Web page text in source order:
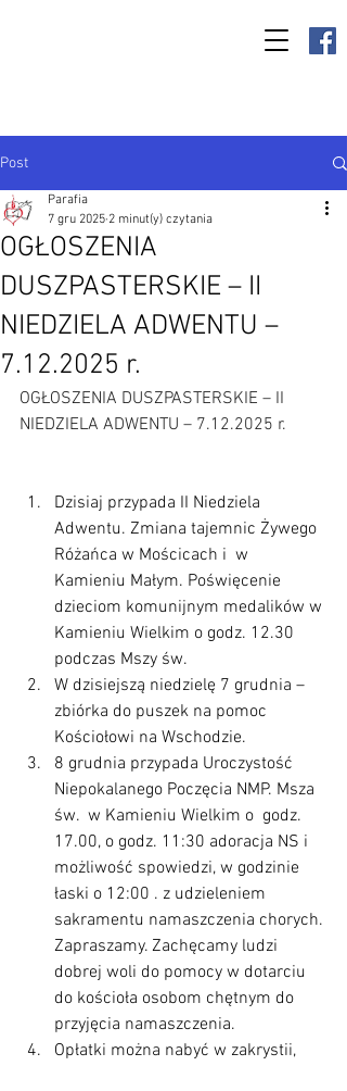
Post
OGŁOSZENIA
DUSZPASTERSKIE – II
NIEDZIELA ADWENTU –
7.12.2025 r.
Parafia
7 gru 2025 2 minut(y) czytania
OGŁOSZENIA DUSZPASTERSKIE – II
NIEDZIELA ADWENTU – 7.12.2025 r.
Dzisiaj przypada II Niedziela
Adwentu. Zmiana tajemnic Żywego
Różańca w Mościcach i  w
Kamieniu Małym. Poświęcenie
dzieciom komunijnym medalików w
Kamieniu Wielkim o godz. 12.30
podczas Mszy św.
W dzisiejszą niedzielę 7 grudnia –
zbiórka do puszek na pomoc
Kościołowi na Wschodzie.
8 grudnia przypada Uroczystość
Niepokalanego Poczęcia NMP. Msza
św.  w Kamieniu Wielkim o  godz.
17.00, o godz. 11:30 adoracja NS i
możliwość spowiedzi, w godzinie
łaski o 12:00 . z udzieleniem
sakramentu namaszczenia chorych.
Zapraszamy. Zachęcamy ludzi
dobrej woli do pomocy w dotarciu
do kościoła osobom chętnym do
przyjęcia namaszczenia.
Opłatki można nabyć w zakrystii,